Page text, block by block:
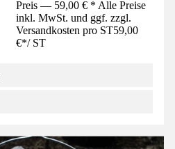
Preis — 59,00 € * Alle Preise
inkl. MwSt. und ggf. zzgl.
Versandkosten pro ST59,00
€*/ ST